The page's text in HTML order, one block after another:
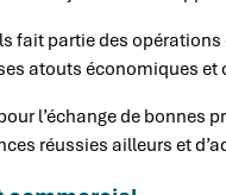
fait partie des
atouts économiques et
l’échange de
réussies ailleurs et